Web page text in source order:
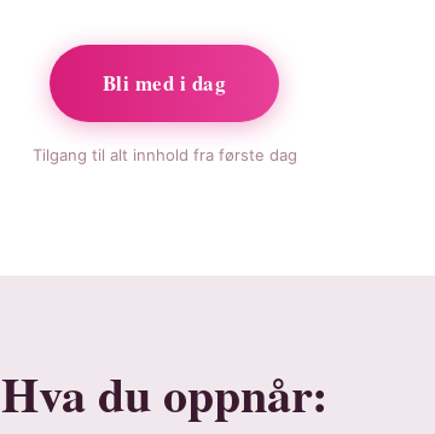
Bli med i dag
Tilgang til alt innhold fra første dag
Hva du oppnår: